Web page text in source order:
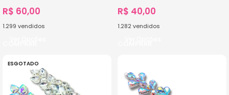
R$ 60,00
1.299 vendidos
R$ 40,00
1.282 vendidos
ESGOTADO